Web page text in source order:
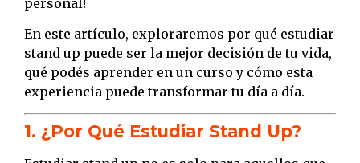
En este artículo, exploraremos por qué estudiar
stand up puede ser la mejor decisión de tu vida,
qué podés aprender en un curso y cómo esta
experiencia puede transformar tu día a día.
1. ¿Por Qué Estudiar Stand Up?